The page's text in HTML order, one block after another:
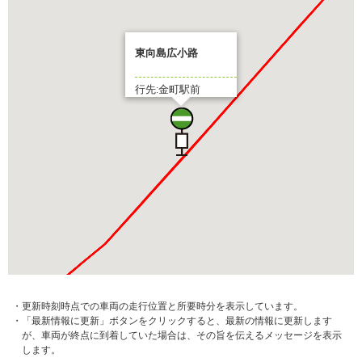
東向島広小路
行先:金町駅前
・更新時刻時点での車両の走行位置と所要時分を表示しています。
・「最新情報に更新」ボタンをクリックすると、最新の情報に更新します
が、車両が終点に到着していた場合は、その旨を伝えるメッセージを表示
します。